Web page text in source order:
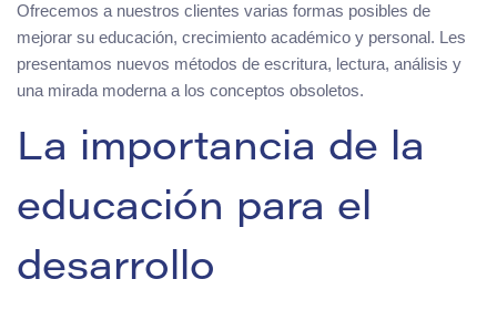
Ofrecemos a nuestros clientes varias formas posibles de
mejorar su educación, crecimiento académico y personal. Les
presentamos nuevos métodos de escritura, lectura, análisis y
una mirada moderna a los conceptos obsoletos.
La importancia de la
educación para el
desarrollo